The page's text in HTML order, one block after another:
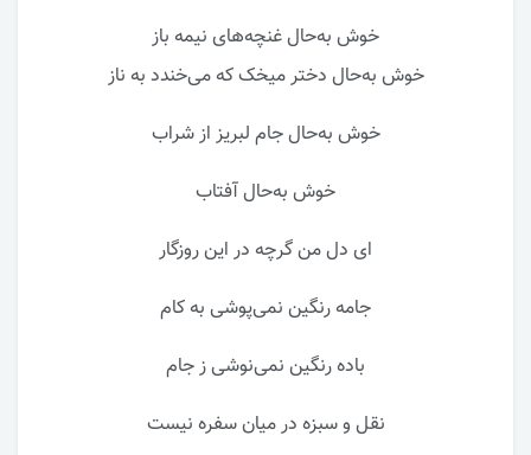
خوش به‌حال غنچه‌های نیمه باز
خوش به‌حال دختر میخک که می‌خندد به ناز
خوش به‌حال جام لبریز از شراب
خوش به‌حال آفتاب
ای دل من گرچه در این روزگار
جامه رنگین نمی‌پوشی به کام
باده رنگین نمی‌نوشی ز جام
نقل و سبزه در میان سفره نیست